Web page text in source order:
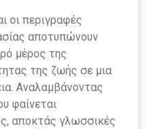
οι περιγραφές
αποτυπώνουν
μέρος της
της ζωής σε μια
Αναλαμβάνοντας
φαίνεται
αποκτάς γλωσσικές